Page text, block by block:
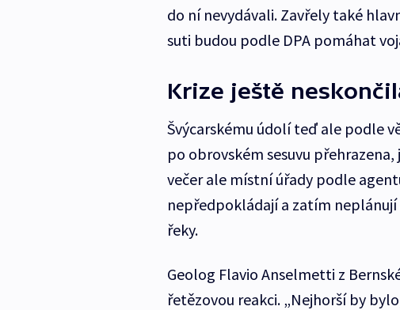
do ní nevydávali. Zavřely také
suti budou podle DPA pomáhat
Krize ještě
Švýcarskému údolí teď ale podle
po obrovském sesuvu
večer ale místní úřady podle
nepředpokládají a zatím
řeky.
Geolog Flavio Anselmetti z
řetězovou reakci. „Nejhorší by